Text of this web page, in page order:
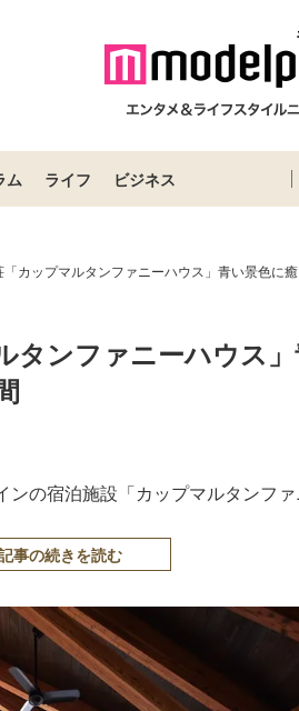
ム ライフ ビジネス
カップマルタンファニーハウス」青い景色に
タンファニーハウス
の宿泊施設「カップマルタンフ
事の続きを読む